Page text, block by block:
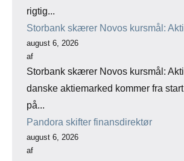
rigtig...
Storbank skærer Novos kursmål:
august 6, 2026
af
Storbank skærer Novos kursmål:
danske aktiemarked kommer fra
på...
Pandora skifter finansdirektør
august 6, 2026
af